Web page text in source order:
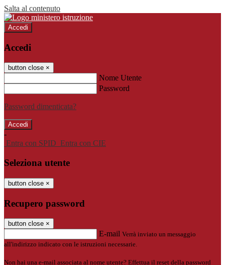
Salta al contenuto
Accedi
Accedi
button close ×
Nome Utente
Password
Password dimenticata?
-
Entra con SPID Entra con CIE
Seleziona utente
button close ×
Recupero password
button close ×
E-mail Verrà inviato un messaggio
all'indirizzo indicato con le istruzioni necessarie.
Non hai una e-mail associata al nome utente? Effettua il reset della password